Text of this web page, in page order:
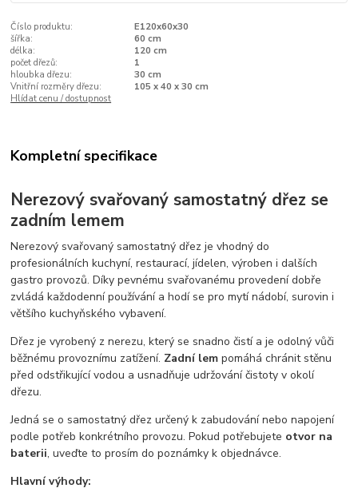
Číslo produktu:
E120x60x30
šířka:
60 cm
délka:
120 cm
počet dřezů:
1
hloubka dřezu:
30 cm
Vnitřní rozměry dřezu:
105 x 40 x 30 cm
Hlídat cenu / dostupnost
Kompletní specifikace
Nerezový svařovaný samostatný dřez se
zadním lemem
Nerezový svařovaný samostatný dřez je vhodný do
profesionálních kuchyní, restaurací, jídelen, výroben i dalších
gastro provozů. Díky pevnému svařovanému provedení dobře
zvládá každodenní používání a hodí se pro mytí nádobí, surovin i
většího kuchyňského vybavení.
Dřez je vyrobený z nerezu, který se snadno čistí a je odolný vůči
běžnému provoznímu zatížení. Zadní lem pomáhá chránit stěnu
před odstřikující vodou a usnadňuje udržování čistoty v okolí
dřezu.
Jedná se o samostatný dřez určený k zabudování nebo napojení
podle potřeb konkrétního provozu. Pokud potřebujete otvor na
baterii, uveďte to prosím do poznámky k objednávce.
Hlavní výhody: